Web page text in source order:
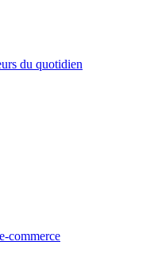
du quotidien
commerce